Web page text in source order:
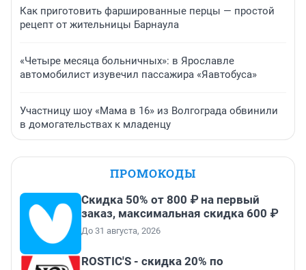
Как приготовить фаршированные перцы — простой
рецепт от жительницы Барнаула
«Четыре месяца больничных»: в Ярославле
автомобилист изувечил пассажира «Яавтобуса»
Участницу шоу «Мама в 16» из Волгограда обвинили
в домогательствах к младенцу
ПРОМОКОДЫ
Скидка 50% от 800 ₽ на первый
заказ, максимальная скидка 600 ₽
До 31 августа, 2026
ROSTIC'S - скидка 20% по